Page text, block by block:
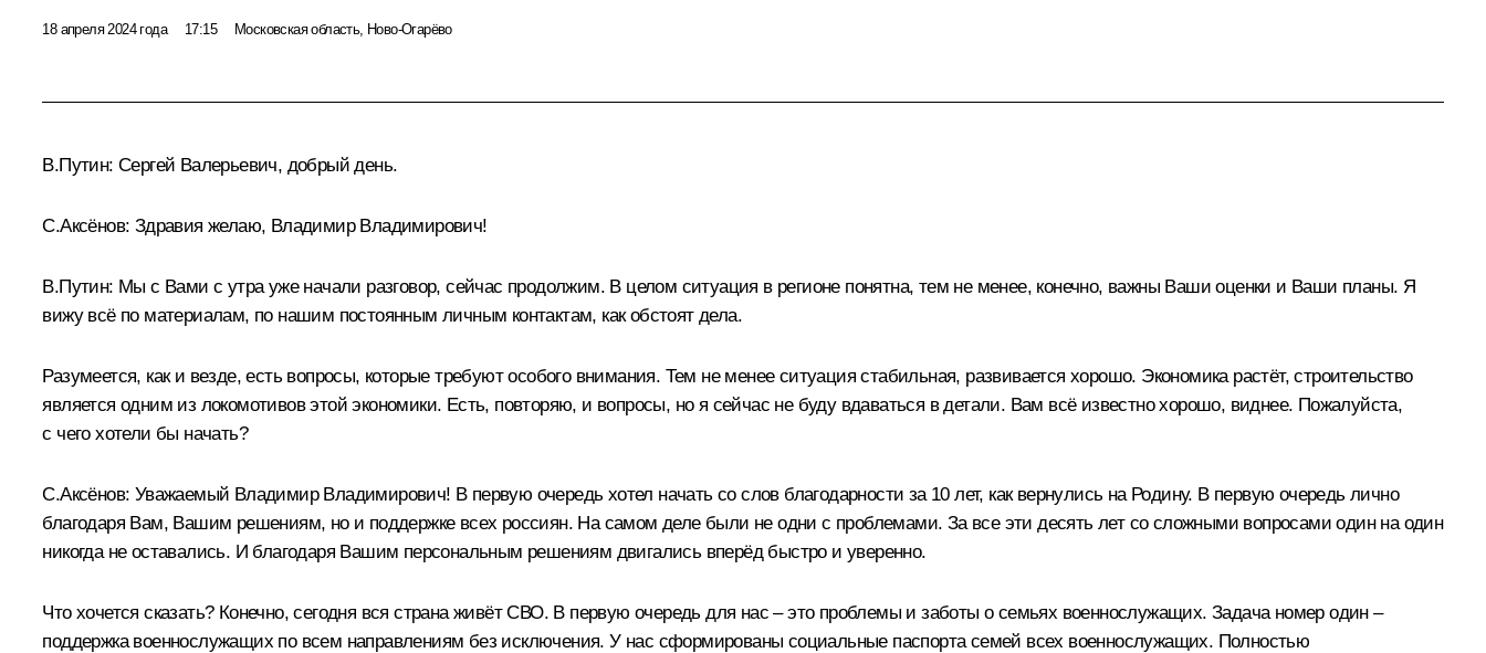
18 апреля 2024 года 17:15 Московская область, Ново-Огарёво
В.Путин: Сергей Валерьевич, добрый день.
С.Аксёнов: Здравия желаю, Владимир Владимирович!
В.Путин: Мы с Вами с утра уже начали разговор, сейчас продолжим. В целом ситуация в регионе понятна, тем не менее, конечно, важны Ваши оценки и Ваши планы. Я
вижу всё по материалам, по нашим постоянным личным контактам, как обстоят дела.
Разумеется, как и везде, есть вопросы, которые требуют особого внимания. Тем не менее ситуация стабильная, развивается хорошо. Экономика растёт, строительство
является одним из локомотивов этой экономики. Есть, повторяю, и вопросы, но я сейчас не буду вдаваться в детали. Вам всё известно хорошо, виднее. Пожалуйста,
с чего хотели бы начать?
С.Аксёнов: Уважаемый Владимир Владимирович! В первую очередь хотел начать со слов благодарности за 10 лет, как вернулись на Родину. В первую очередь лично
благодаря Вам, Вашим решениям, но и поддержке всех россиян. На самом деле были не одни с проблемами. За все эти десять лет со сложными вопросами один на один
никогда не оставались. И благодаря Вашим персональным решениям двигались вперёд быстро и уверенно.
Что хочется сказать? Конечно, сегодня вся страна живёт СВО. В первую очередь для нас – это проблемы и заботы о семьях военнослужащих. Задача номер один –
поддержка военнослужащих по всем направлениям без исключения. У нас сформированы социальные паспорта семей всех военнослужащих. Полностью